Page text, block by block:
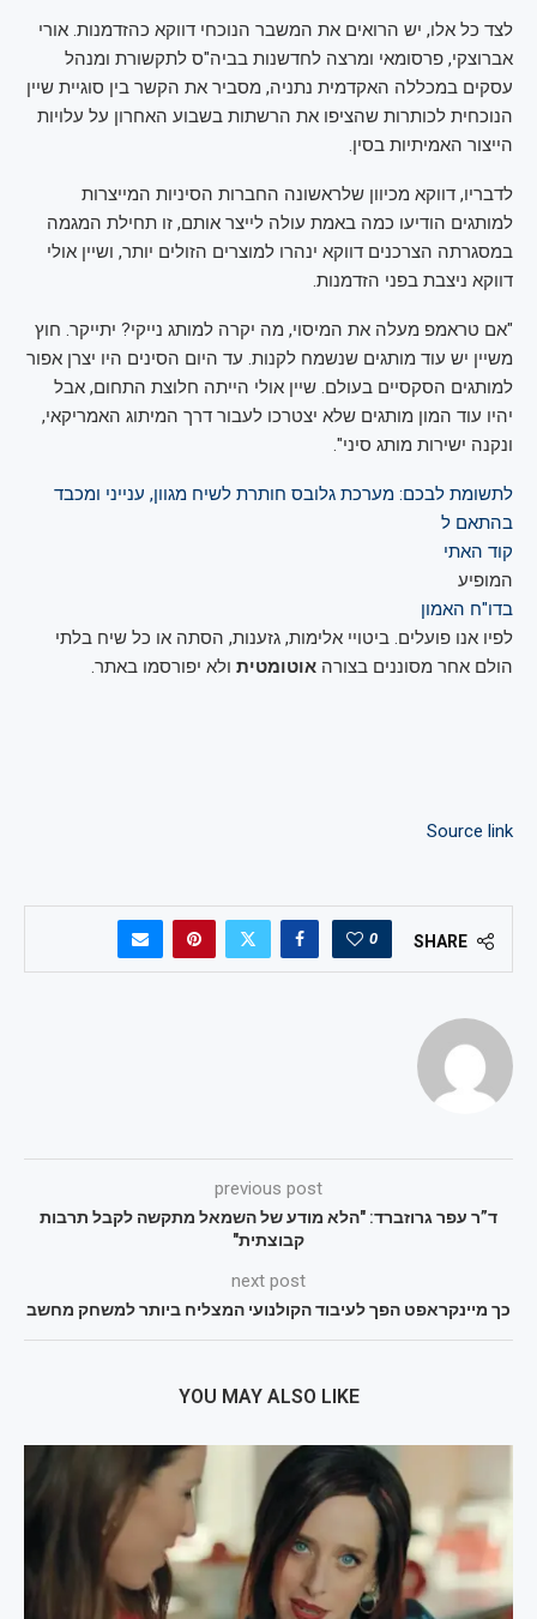
לצד כל אלו, יש הרואים את המשבר הנוכחי דווקא כהזדמנות. אורי
אברוצקי, פרסומאי ומרצה לחדשנות בביה"ס לתקשורת ומנהל
עסקים במכללה האקדמית נתניה, מסביר את הקשר בין סוגיית שיין
הנוכחית לכותרות שהציפו את הרשתות בשבוע האחרון על עלויות
הייצור האמיתיות בסין.
לדבריו, דווקא מכיוון שלראשונה החברות הסיניות המייצרות
למותגים הודיעו כמה באמת עולה לייצר אותם, זו תחילת המגמה
במסגרתה הצרכנים דווקא ינהרו למוצרים הזולים יותר, ושיין אולי
דווקא ניצבת בפני הזדמנות.
"אם טראמפ מעלה את המיסוי, מה יקרה למותג נייקי? יתייקר. חוץ
משיין יש עוד מותגים שנשמח לקנות. עד היום הסינים היו יצרן אפור
למותגים הסקסיים בעולם. שיין אולי הייתה חלוצת התחום, אבל
יהיו עוד המון מותגים שלא יצטרכו לעבור דרך המיתוג האמריקאי,
ונקנה ישירות מותג סיני".
לתשומת לבכם: מערכת גלובס חותרת לשיח מגוון, ענייני ומכבד
בהתאם ל
קוד האתי
המופיע
בדו"ח האמון
לפיו אנו פועלים. ביטויי אלימות, גזענות, הסתה או כל שיח בלתי
הולם אחר מסוננים בצורה אוטומטית ולא יפורסמו באתר.
Source link
SHARE
0
previous post
ד”ר עפר גרוזברד: "הלא מודע של השמאל מתקשה לקבל תרבות
קבוצתית"
next post
כך מיינקראפט הפך לעיבוד הקולנועי המצליח ביותר למשחק מחשב
YOU MAY ALSO LIKE